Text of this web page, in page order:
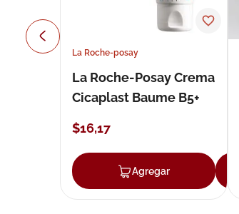
La Roche-posay
La Roche-Posay Crema
Cicaplast Baume B5+
$16,17
Agregar